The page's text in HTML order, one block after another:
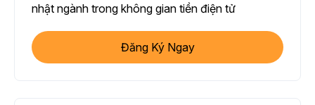
nhật ngành trong không gian tiền điện tử
Đăng Ký Ngay